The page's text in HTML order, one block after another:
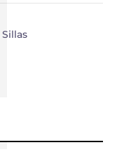
Sillas